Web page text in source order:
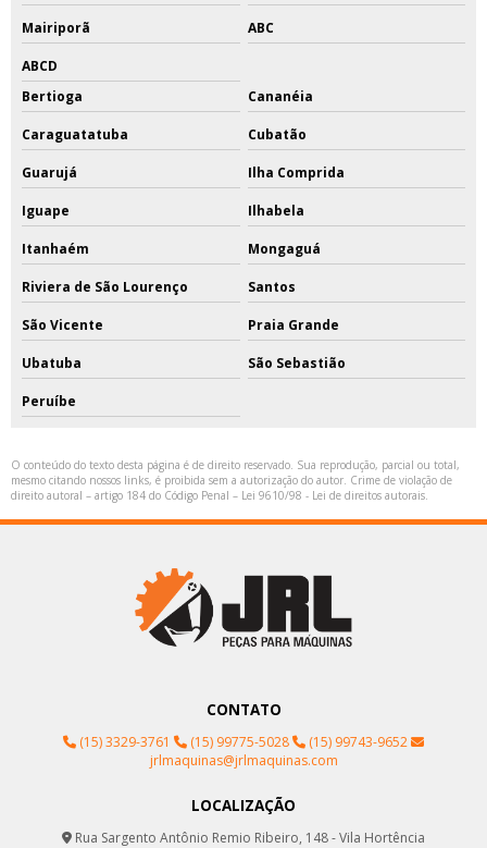
Mairiporã ABC
ABCD
Bertioga
Cananéia
Caraguatatuba Cubatão
Guarujá Ilha Comprida
Iguape Ilhabela
Itanhaém Mongaguá
Riviera de São Lourenço Santos
São Vicente Praia Grande
Ubatuba São Sebastião
Peruíbe
O conteúdo do texto desta página é de direito reservado. Sua reprodução, parcial ou total,
mesmo citando nossos links, é proibida sem a autorização do autor. Crime de violação de
direito autoral – artigo 184 do Código Penal – Lei 9610/98 - Lei de direitos autorais
CONTATO
(15) 3329-3761 (15) 99775-5028
(15) 99743-9652
jrlmaquinas@jrlmaquinas.com
LOCALIZAÇÃO
Rua Sargento Antônio Remio Ribeiro, 148 - Vila Hortência